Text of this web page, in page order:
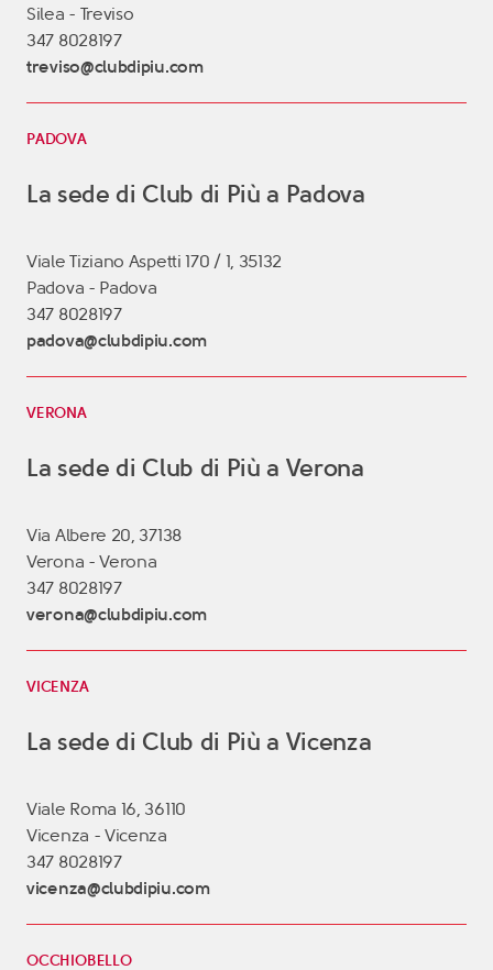
TikTok
Silea - Treviso
347 8028197
treviso@clubdipiu.com
PADOVA
La sede di Club di Più a Padova
Viale Tiziano Aspetti 170 / 1, 35132
Padova - Padova
347 8028197
padova@clubdipiu.com
VERONA
La sede di Club di Più a Verona
Via Albere 20, 37138
Verona - Verona
347 8028197
verona@clubdipiu.com
VICENZA
La sede di Club di Più a Vicenza
Viale Roma 16, 36110
Vicenza - Vicenza
347 8028197
vicenza@clubdipiu.com
OCCHIOBELLO